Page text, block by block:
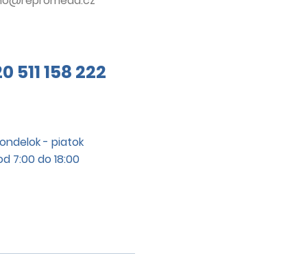
511 158 222
- piatok
7:00 do 18:00